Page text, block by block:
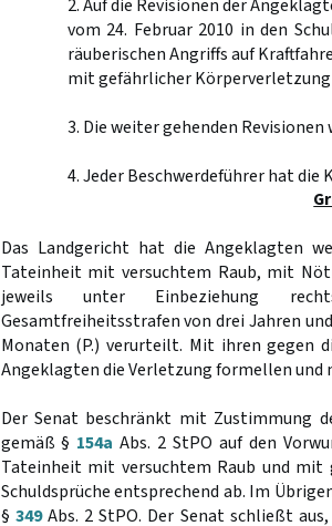
2. Auf die Revisionen der
vom 24. Februar 2010 in den
räuberischen Angriffs auf
mit gefährlicher Körperverletzung
3. Die weiter gehenden Revisionen
4. Jeder Beschwerdeführer hat
Das Landgericht hat die Angeklagten
Tateinheit mit versuchtem Raub, mit
jeweils unter Einbeziehung
Gesamtfreiheitsstrafen von drei Jahren
Monaten (P.) verurteilt. Mit ihren gegen
Angeklagten die Verletzung formellen und
Der Senat beschränkt mit Zustimmung
gemäß § 154a Abs. 2 StPO auf den
Tateinheit mit versuchtem Raub und
Schuldsprüche entsprechend ab. Im
§ 349Abs. 2 StPO. Der Senat schließt